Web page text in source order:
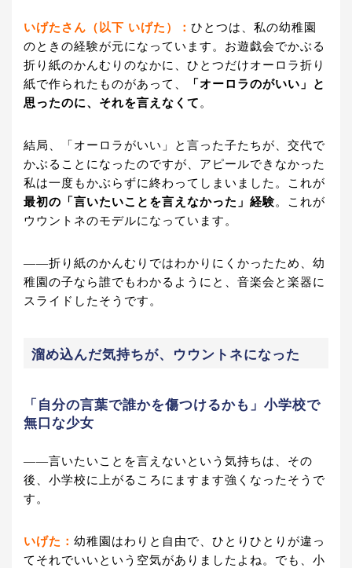
いげたさん（以下 いげた）： ひとつは、私の幼稚園
のときの経験が元になっています。お遊戯会でかぶる
折り紙のかんむりのなかに、ひとつだけオーロラ折り
紙で作られたものがあって、
「オーロラのがいい」と
思ったのに、それを言えなくて。
結局、「オーロラがいい」と言った子たちが、交代で
かぶることになったのですが、アピールできなかった
私は一度もかぶらずに終わってしまいました。これが
最初の「言いたいことを言えなかった」経験。これが
ウウントネのモデルになっています。
——折り紙のかんむりではわかりにくかったため、幼
稚園の子なら誰でもわかるようにと、音楽会と楽器に
スライドしたそうです。
溜め込んだ気持ちが、ウウントネになった
「自分の言葉で誰かを傷つけるかも」小学校で
無口な少女
——言いたいことを言えないという気持ちは、その
後、小学校に上がるころにますます強くなったそうで
す。
いげた： 幼稚園はわりと自由で、ひとりひとりが違っ
てそれでいいという空気がありましたよね。でも、小